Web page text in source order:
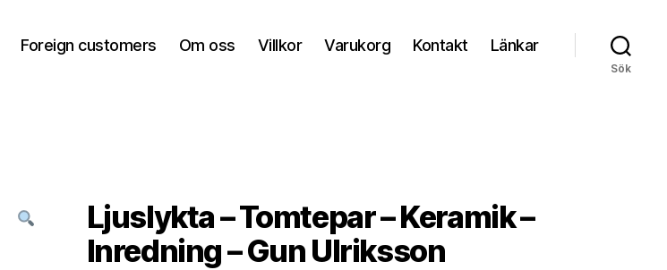
Foreign customers Om oss Villkor Varukorg Kontakt Länkar
Sök
Ljuslykta – Tomtepar – Keramik –
Inredning – Gun Ulriksson